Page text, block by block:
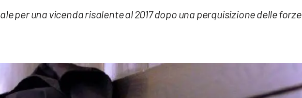
per una vicenda risalente al 2017 dopo una perquisizione delle forze